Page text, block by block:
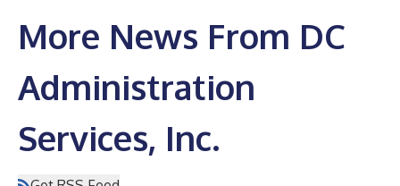
More News From DC
Administration
Services, Inc.